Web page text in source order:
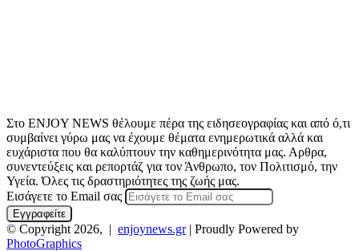
Στο ENJOY NEWS θέλουμε πέρα της ειδησεογραφίας και από ό,τι
συμβαίνει γύρω μας να έχουμε θέματα ενημερωτικά αλλά και
ευχάριστα που θα καλύπτουν την καθημερινότητα μας. Αρθρα,
συνεντεύξεις και ρεπορτάζ για τον Άνθρωπο, τον Πολιτισμό, την
Υγεία. Όλες τις δραστηριότητες της ζωής μας.
Εισάγετε το Email σας
© Copyright 2026, | enjoynews.gr| Proudly Powered by
PhotoGraphics